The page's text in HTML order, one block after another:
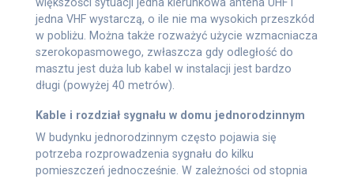
jedna VHF wystarczą, o ile nie ma wysokich przeszkód
w pobliżu. Można także rozważyć użycie wzmacniacza
szerokopasmowego, zwłaszcza gdy odległość do
masztu jest duża lub kabel w instalacji jest bardzo
długi (powyżej 40 metrów).
Kable i rozdział sygnału w domu jednorodzinnym
W budynku jednorodzinnym często pojawia się
potrzeba rozprowadzenia sygnału do kilku
pomieszczeń jednocześnie. W zależności od stopnia